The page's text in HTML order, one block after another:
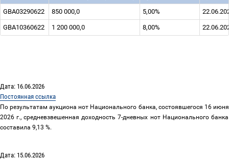
GBA03290622 850 000,0 5,00%
GBA10360622 1 200 000,0 8,00%
Дата: 16.06.2026
Постоянная ссылка
По результатам аукциона нот Национального банка, состоявшегося 16 июня
2026г., средневзвешенная доходность7-дневных нот Национального банка
составила 9,13 %.
Дата: 15.06.2026